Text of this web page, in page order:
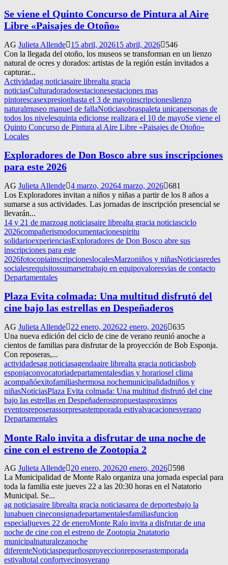
Se viene el Quinto Concurso de Pintura al Aire
Libre «Paisajes de Otoño»
AG Julieta Allende 15 abril, 202615 abril, 2026
546
Con la llegada del otoño, los museos se transforman en un lienzo
natural de ocres y dorados: artistas de la región están invitados a
capturar...
Actividadag noticiasaire librealta gracia
noticiasCulturadoradosestacionesestaciones mas
pintorescasexpresionhasta el 3 de mayoinscripcioneslienzo
naturalmuseo manuel de fallaNoticiasobraspaleta unicapersonas de
todos los nivelesquinta edicionse realizara el 10 de mayoSe viene el
Quinto Concurso de Pintura al Aire Libre «Paisajes de Otoño»
Locales
Exploradores de Don Bosco abre sus inscripciones
para este 2026
AG Julieta Allende 4 marzo, 20264 marzo, 2026 681
Los Exploradores invitan a niños y niñas a partir de los 8 años a
sumarse a sus actividades. Las jornadas de inscripción presencial se
llevarán...
14 y 21 de marzoag noticiasaire librealta gracia noticiasciclo
2026compañerismodocumentacionespiritu
solidarioexperienciasExploradores de Don Bosco abre sus
inscripciones para este
2026fotocopiainscripcioneslocalesMarzoniños y niñasNoticiasredes
socialesrequisitossumarsetrabajo en equipovaloresvias de contacto
Departamentales
Plaza Evita colmada: Una multitud disfrutó del
cine bajo las estrellas en Despeñaderos
AG Julieta Allende 22 enero, 202622 enero, 2026 635
Una nueva edición del ciclo de cine de verano reunió anoche a
cientos de familias para disfrutar de la proyección de Bob Esponja.
Con reposeras,...
actividadesag noticiasagendaaire librealta gracia noticiasbob
esponjaconvocatoriadepartamentalesdias y horariosel clima
acompañóexitofamiliashermosa nochemunicipalidadniños y
niñasNoticiasPlaza Evita colmada: Una multitud disfrutó del cine
bajo las estrellas en Despeñaderospropuestasproximos
eventosreposerassorpresastemporada estivalvacacionesverano
Departamentales
Monte Ralo invita a disfrutar de una noche de
cine con el estreno de Zootopia 2
AG Julieta Allende 20 enero, 202620 enero, 2026
598
La Municipalidad de Monte Ralo organiza una jornada especial para
toda la familia este jueves 22 a las 20:30 horas en el Natatorio
Municipal. Se...
ag noticiasaire librealta gracia noticiasarea de deportesbajo la
lunabuen cineconsignadepartamentalesfamiliasfuncion
especialjueves 22 de eneroMonte Ralo invita a disfrutar de una
noche de cine con el estreno de Zootopia 2natatorio
municipalnaturalezanoche
diferenteNoticiaspequeñosproyeccionreposerastemporada
estivaltotal confortvecinosverano